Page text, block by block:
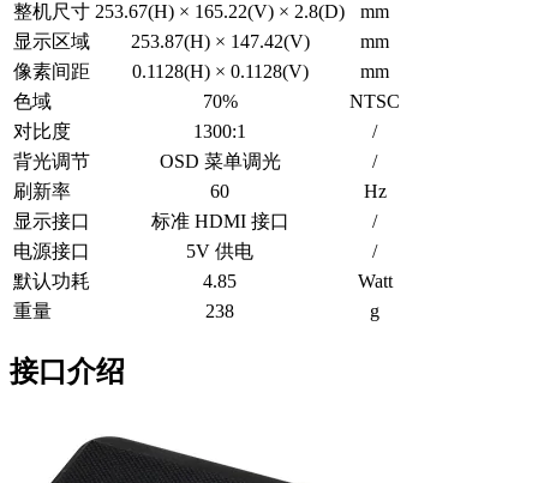
整机尺寸 253.67(H) × 165.22(V) × 2.8(D)
mm
显示区域
253.87(H) × 147.42(V)
mm
像素间距
0.1128(H) × 0.1128(V)
mm
色域
70%
NTSC
对比度
1300:1
/
背光调节
OSD 菜单调光
/
刷新率
60
Hz
显示接口
标准 HDMI 接口
/
电源接口
5V 供电
/
默认功耗
4.85
Watt
重量
238 g
接口介绍